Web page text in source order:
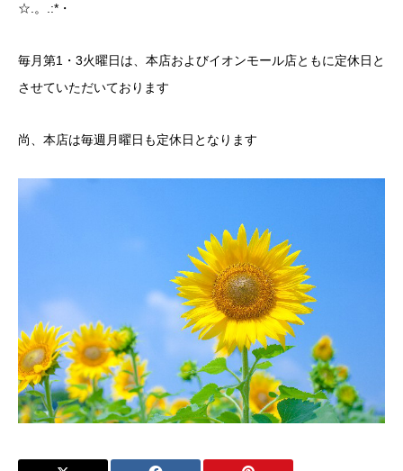
☆.。.:*・
毎月第1・3火曜日は、本店およびイオンモール店ともに定休日と
させていただいております
尚、本店は毎週月曜日も定休日となります